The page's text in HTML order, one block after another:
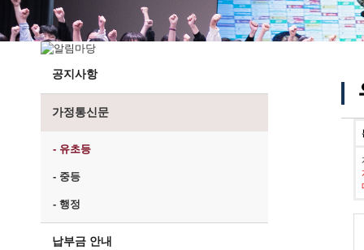
전경사진
공지사항
가정통신문
- 유초등
- 중등
- 행정
납부금 안내